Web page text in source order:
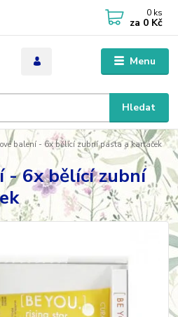
Menu
Hledat
0 ks
za 0 Kč
balení - 6x bělící zubní pasta a kartáček
- 6x bělící zubní